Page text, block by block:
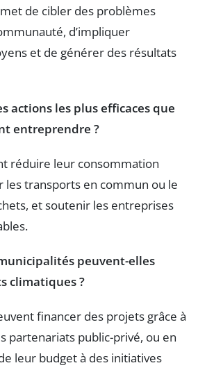
de cibler des problèmes
d’impliquer
et de générer des résultats
actions les plus efficaces que
entreprendre ?
réduire leur consommation
les transports en commun ou le
et soutenir les entreprises
peuvent-elles
climatiques ?
financer des projets grâce à
partenariats public-privé, ou en
leur budget à des initiatives